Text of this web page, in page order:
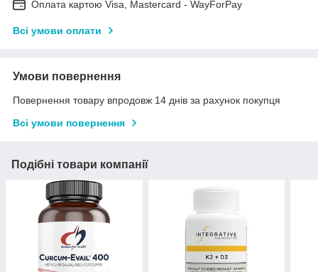
Оплата картою Visa, Mastercard - WayForPay
Всі умови оплати
Умови повернення
Повернення товару впродовж 14 днів за рахунок покупця
Всі умови повернення
Подібні товари компанії